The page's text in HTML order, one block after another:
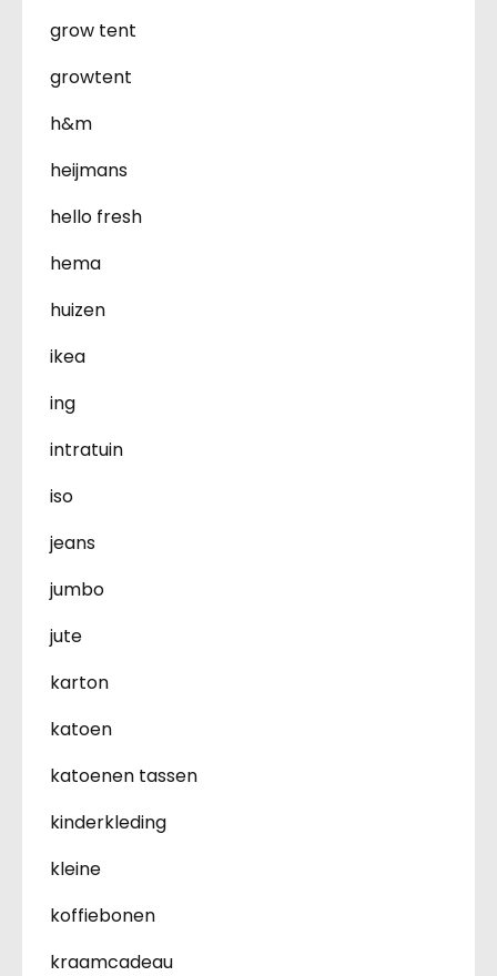
grow tent
growtent
h&m
heijmans
hello fresh
hema
huizen
ikea
ing
intratuin
iso
jeans
jumbo
jute
karton
katoen
katoenen tassen
kinderkleding
kleine
koffiebonen
kraamcadeau